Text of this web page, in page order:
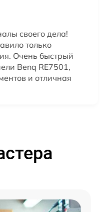
своего дела!
только
Очень быстрый
Benq RE7501,
и отличная